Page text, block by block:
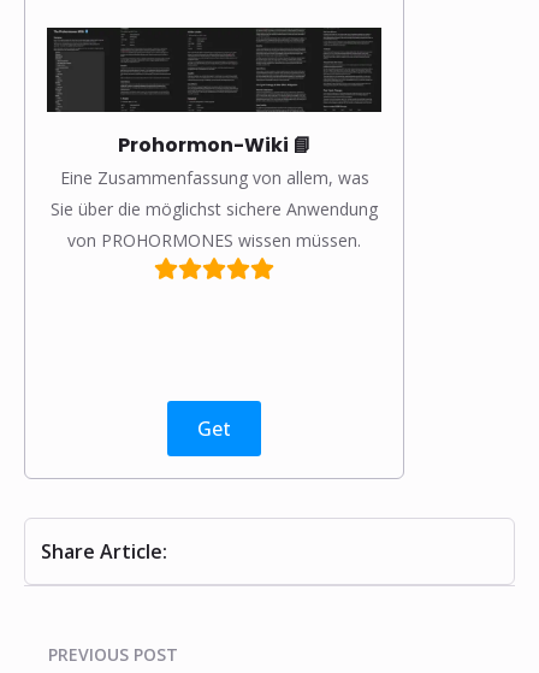
Prohormon-Wiki 📘
Eine Zusammenfassung von allem, was
Sie über die möglichst sichere Anwendung
von PROHORMONES wissen müssen.
Get
Share Article:
PREVIOUS POST